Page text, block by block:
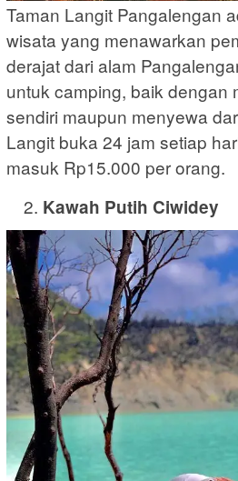
Taman Langit Pangalengan
wisata yang menawarkan
derajat dari alam
untuk camping, baik dengan
sendiri maupun menyewa
Langit buka 24 jam setiap
masuk Rp15.000 per orang.
Kawah Putih Ciwidey